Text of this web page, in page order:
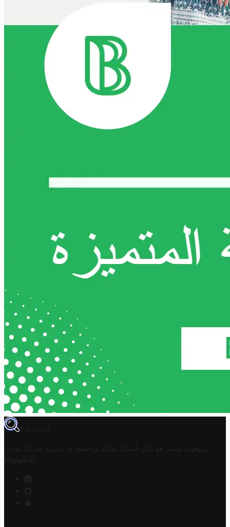
TROVIT
تروفيت تونس هو دليل أعمال تملكه وتحتفظ به وتديره
شركة مخزن
التكنولوجيا